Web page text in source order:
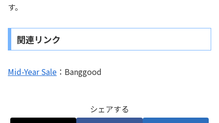
す。
関連リンク
Mid-Year Sale ：Banggood
シェアする